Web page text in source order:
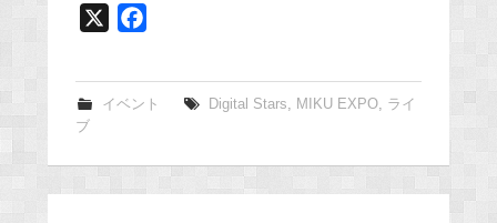
e
o
o
イベント Digital Stars, MIKU EXPO, ライ
ブ